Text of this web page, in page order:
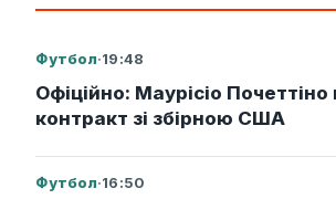
Футбол·19:48
Офіційно: Маурісіо
контракт зі збірною США
Футбол·16:50